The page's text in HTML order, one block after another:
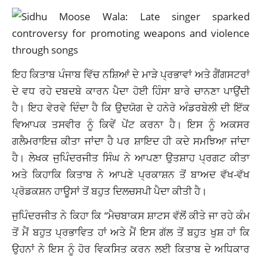
ਇਹ ਕਿਤਾਬ ਪੰਜਾਬ ਵਿੱਚ ਨਸ਼ਿਆਂ ਦੇ ਮਾੜੇ ਪ੍ਰਭਾਵਾਂ ਅਤੇ ਗੈਂਗਸਟਰਾਂ
ਦੇ ਵਧ ਰਹੇ ਦਬਦਬੇ ਕਾਰਨ ਪੈਦਾ ਹੋਈ ਹਿੰਸਾ ਬਾਰੇ ਚਾਨਣਾ ਪਾਉਂਦੀ
ਹੈ। ਇਹ ਵੇਰਵੇ ਦਿੰਦਾ ਹੈ ਕਿ ਉਦਯੋਗ ਦੇ ਹਨੇਰੇ ਅੰਡਰਬੇਲੀ ਦੀ ਇੱਕ
ਵਿਆਪਕ ਤਸਵੀਰ ਨੂੰ ਕਿਵੇਂ ਪੇਂਟ ਕਰਨਾ ਹੈ। ਇਸ ਨੂੰ ਅਕਸਰ
ਗਲੈਮਰਾਇਜ਼ ਕੀਤਾ ਜਾਂਦਾ ਹੈ ਪਰ ਸ਼ਾਇਦ ਹੀ ਕਦੇ ਸਮਝਿਆ ਜਾਂਦਾ
ਹੈ। ਲੇਖਕ ਜੁਪਿੰਦਰਜੀਤ ਸਿੰਘ ਨੇ ਆਪਣਾ ਉਤਸ਼ਾਹ ਪ੍ਰਗਟ ਕੀਤਾ
ਅਤੇ ਕਿਹਾਕਿ ਕਿਤਾਬ ਨੇ ਆਪਣੇ ਪ੍ਰਕਾਸ਼ਨ ਤੋਂ ਬਾਅਦ ਵੱਖ-ਵੱਖ
ਪ੍ਰੋਡਕਸ਼ਨ ਹਾਊਸਾਂ ਤੋਂ ਬਹੁਤ ਦਿਲਚਸਪੀ ਪੈਦਾ ਕੀਤੀ ਹੈ।
ਜੁਪਿੰਦਰਜੀਤ ਨੇ ਕਿਹਾ ਕਿ “ਮੈਚਬਾਕਸ ਸ਼ਾਟਸ ਵੱਲੋਂ ਕੀਤੇ ਜਾ ਰਹੇ ਕੰਮ
ਤੋਂ ਮੈਂ ਬਹੁਤ ਪ੍ਰਭਾਵਿਤ ਹਾਂ ਅਤੇ ਮੈਂ ਇਸ ਗੱਲ ਤੋਂ ਬਹੁਤ ਖੁਸ਼ ਹਾਂ ਕਿ
ਉਹਨਾਂ ਨੇ ਇਸ ਨੂੰ ਹੋਰ ਵਿਕਸਿਤ ਕਰਨ ਲਈ ਕਿਤਾਬ ਦੇ ਅਧਿਕਾਰ